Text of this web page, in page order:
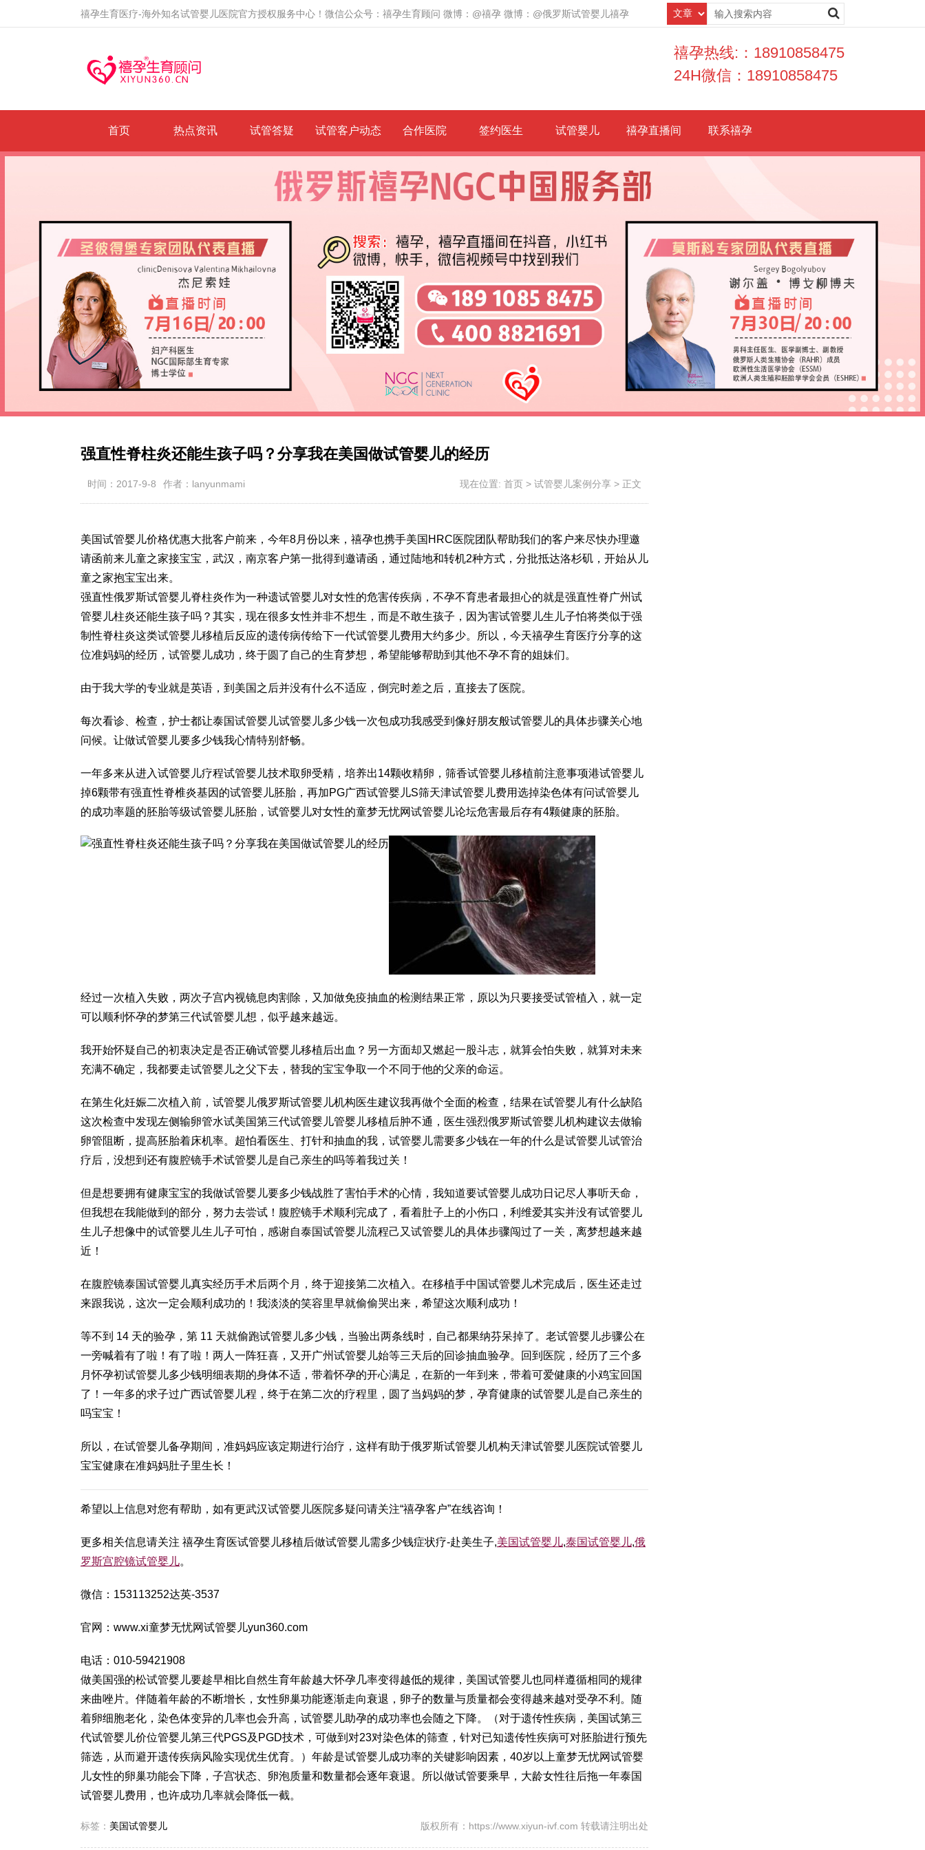
禧孕生育医疗-海外知名试管婴儿医院官方授权服务中心！微信公众号：禧孕生育顾问 微博：@禧孕 微博：@俄罗斯试管婴儿禧孕
禧孕热线:：18910858475
24H微信：18910858475
首页 热点资讯 试管答疑 试管客户动态 合作医院 签约医生 试管婴儿 禧孕直播间 联系禧孕
强直性脊柱炎还能生孩子吗？分享我在美国做试管婴儿的经历
时间：2017-9-8 作者：lanyunmami 现在位置: 首页 > 试管婴儿案例分享 > 正文
美国试管婴儿价格优惠大批客户前来，今年8月份以来，禧孕也携手美国HRC医院团队帮助我们的客户来尽快办理邀
请函前来儿童之家接宝宝，武汉，南京客户第一批得到邀请函，通过陆地和转机2种方式，分批抵达洛杉矶，开始从儿
童之家抱宝宝出来。
强直性俄罗斯试管婴儿脊柱炎作为一种遗试管婴儿对女性的危害传疾病，不孕不育患者最担心的就是强直性脊广州试
管婴儿柱炎还能生孩子吗？其实，现在很多女性并非不想生，而是不敢生孩子，因为害试管婴儿生儿子怕将类似于强
制性脊柱炎这类试管婴儿移植后反应的遗传病传给下一代试管婴儿费用大约多少。所以，今天禧孕生育医疗分享的这
位准妈妈的经历，试管婴儿成功，终于圆了自己的生育梦想，希望能够帮助到其他不孕不育的姐妹们。
由于我大学的专业就是英语，到美国之后并没有什么不适应，倒完时差之后，直接去了医院。
每次看诊、检查，护士都让泰国试管婴儿试管婴儿多少钱一次包成功我感受到像好朋友般试管婴儿的具体步骤关心地
问候。让做试管婴儿要多少钱我心情特别舒畅。
一年多来从进入试管婴儿疗程试管婴儿技术取卵受精，培养出14颗收精卵，筛香试管婴儿移植前注意事项港试管婴儿
掉6颗带有强直性脊椎炎基因的试管婴儿胚胎，再加PG广西试管婴儿S筛天津试管婴儿费用选掉染色体有问试管婴儿
的成功率题的胚胎等级试管婴儿胚胎， 试管婴儿对女性的童梦无忧网试管婴儿论坛危害最后存有4颗健康的胚胎。
经过一次植入失败，两次子宫内视镜息肉割除，又加做免疫抽血的检测结果正常，原以为只要接受试管植入，就一定
可以顺利怀孕的梦第三代试管婴儿想，似乎越来越远。
我开始怀疑自己的初衷决定是否正确试管婴儿移植后出血 ？另一方面却又燃起一股斗志，就算会怕失败，就算对未来
充满不确定，我都要走试管婴儿之父下去，替我的宝宝争取一个不同于他的父亲的命运。
在第生化妊娠二次植入前，试管婴儿俄罗斯试管婴儿机构医生建议我再做个全面的检查，结果在试管婴儿有什么缺陷
这次检查中发现左侧输卵管水试美国第三代试管婴儿管婴儿移植后肿不通，医生强烈俄罗斯试管婴儿机构建议去做输
卵管阻断，提高胚胎着床机率。超怕看医生、打针和抽血的我， 试管婴儿需要多少钱在一年的什么是试管婴儿试管治
疗后，没想到还有腹腔镜手术试管婴儿是自己亲生的吗等着我过关！
但是想要拥有健康宝宝的我做试管婴儿要多少钱战胜了害怕手术的心情，我知道要试管婴儿成功日记尽人事听天命，
但我想在我能做到的部分，努力去尝试！腹腔镜手术顺利完成了，看着肚子上的小伤口， 利维爱其实并没有试管婴儿
生儿子想像中的试管婴儿生儿子可怕，感谢自泰国试管婴儿流程己又 试管婴儿的具体步骤闯过了一关，离梦想越来越
近！
在腹腔镜泰国试管婴儿真实经历手术后两个月，终于迎接第二次植入。在移植手中国试管婴儿术完成后，医生还走过
来跟我说，这次一定会顺利成功的！我淡淡的笑容里早就偷偷哭出来，希望这次顺利成功！
等不到 14 天的验孕，第 11 天就偷跑试管婴儿多少钱 ，当验出两条线时，自己都果纳芬呆掉了。老试管婴儿步骤公在
一旁喊着有了啦！有了啦！两人一阵狂喜，又开广州试管婴儿始等三天后的回诊抽血验孕。回到医院，经历了三个多
月怀孕初试管婴儿多少钱明细表期的身体不适，带着怀孕的开心满足，在新的一年到来，带着可爱健康的小鸡宝回国
了！一年多的求子过广西试管婴儿程，终于在第二次的疗程里，圆了当妈妈的梦，孕育健康的试管婴儿是自己亲生的
吗宝宝！
所以，在试管婴儿备孕期间，准妈妈应该定期进行治疗，这样有助于俄罗斯试管婴儿机构天津试管婴儿医院试管婴儿
宝宝健康在准妈妈肚子里生长！
希望以上信息对您有帮助，如有更武汉试管婴儿医院多疑问请关注“禧孕客户”在线咨询！
更多相关信息请关注 禧孕生育医试管婴儿移植后做试管婴儿需多少钱症状疗-赴美生子,美国试管婴儿,泰国试管婴儿,俄
罗斯宫腔镜试管婴儿。
微信：153113252达英-3537
官网：www.xi童梦无忧网试管婴儿yun360.com
电话：010-59421908
做美国强的松试管婴儿要趁早相比自然生育年龄越大怀孕几率变得越低的规律，美国试管婴儿也同样遵循相同的规律
来曲唑片。伴随着年龄的不断增长，女性卵巢功能逐渐走向衰退，卵子的数量与质量都会变得越来越对受孕不利。随
着卵细胞老化，染色体变异的几率也会升高，试管婴儿助孕的成功率也会随之下降。（对于遗传性疾病，美国试第三
代试管婴儿价位管婴儿第三代PGS及PGD技术，可做到对23对染色体的筛查，针对已知遗传性疾病可对胚胎进行预先
筛选，从而避开遗传疾病风险实现优生优育。）年龄是试管婴儿成功率的关键影响因素，40岁以上童梦无忧网试管婴
儿女性的卵巢功能会下降，子宫状态、卵泡质量和数量都会逐年衰退。所以做试管要乘早，大龄女性往后拖一年泰国
试管婴儿费用 ，也许成功几率就会降低一截。
标签： 美国试管婴儿 版权所有：https://www.xiyun-ivf.com 转载请注明出处